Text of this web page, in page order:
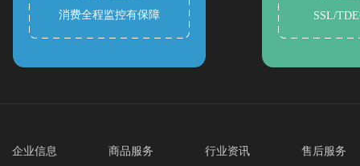
消费全程监控有保障 SSL/
企业信息 商品服务 行业资讯 售后服务